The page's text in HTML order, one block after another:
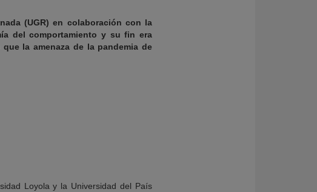
(UGR) en colaboración con la
del comportamiento y su fin era
la amenaza de la pandemia de
Loyola y la Universidad del País